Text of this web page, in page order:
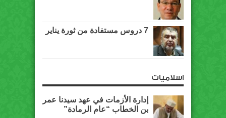
7 دروس مستفادة من ثورة يناير
اسلاميات
إدارة الأزمات في عهد سيدنا عمر
بن الخطاب “عام الرمادة”